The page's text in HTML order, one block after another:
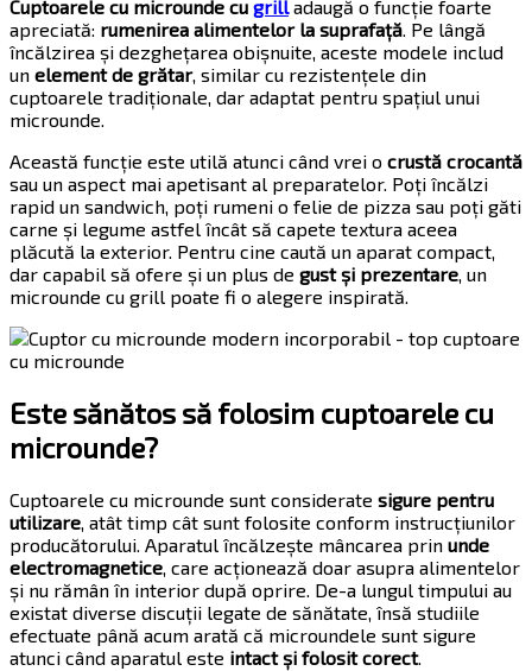
Cuptoarele cu microunde cu grill adaugă o funcție foarte
apreciată: rumenirea alimentelor la suprafață. Pe lângă
încălzirea și dezghețarea obișnuite, aceste modele includ
un element de grătar, similar cu rezistențele din
cuptoarele tradiționale, dar adaptat pentru spațiul unui
microunde.
Această funcție este utilă atunci când vrei o crustă crocantă
sau un aspect mai apetisant al preparatelor. Poți încălzi
rapid un sandwich, poți rumeni o felie de pizza sau poți găti
carne și legume astfel încât să capete textura aceea
plăcută la exterior. Pentru cine caută un aparat compact,
dar capabil să ofere și un plus de gust și prezentare, un
microunde cu grill poate fi o alegere inspirată.
Este sănătos să folosim cuptoarele cu
microunde?
Cuptoarele cu microunde sunt considerate sigure pentru
utilizare, atât timp cât sunt folosite conform instrucțiunilor
producătorului. Aparatul încălzește mâncarea prin unde
electromagnetice, care acționează doar asupra alimentelor
și nu rămân în interior după oprire. De-a lungul timpului au
existat diverse discuții legate de sănătate, însă studiile
efectuate până acum arată că microundele sunt sigure
atunci când aparatul este intact și folosit corect.